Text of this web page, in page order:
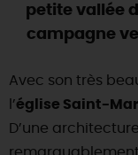
Programme
petite vallée
campagne
Avec son très
l’église Saint-
D’une